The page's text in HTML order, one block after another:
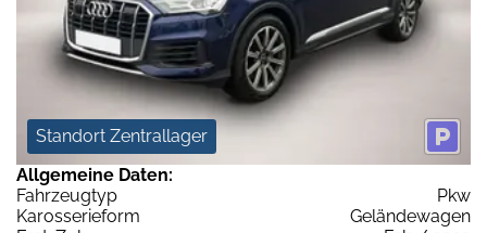
Standort Zentrallager
Allgemeine Daten:
Fahrzeugtyp
Pkw
Karosserieform
Geländewagen